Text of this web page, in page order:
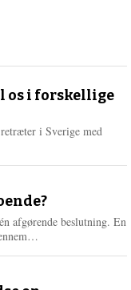
os i forskellige
i Sverige med
afgørende beslutning. En